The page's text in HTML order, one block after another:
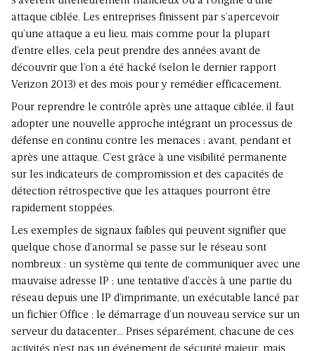
attaque ciblée. Les entreprises finissent par s’apercevoir
qu’une attaque a eu lieu, mais comme pour la plupart
d’entre elles, cela peut prendre des années avant de
découvrir que l’on a été hacké (selon le dernier rapport
Verizon 2013) et des mois pour y remédier efficacement.
Pour reprendre le contrôle après une attaque ciblée, il faut
adopter une nouvelle approche intégrant un processus de
défense en continu contre les menaces : avant, pendant et
après une attaque. C’est grâce à une visibilité permanente
sur les indicateurs de compromission et des capacités de
détection rétrospective que les attaques pourront être
rapidement stoppées.
Les exemples de signaux faibles qui peuvent signifier que
quelque chose d’anormal se passe sur le réseau sont
nombreux : un système qui tente de communiquer avec une
mauvaise adresse IP ; une tentative d’accès à une partie du
réseau depuis une IP d’imprimante, un exécutable lancé par
un fichier Office ; le démarrage d’un nouveau service sur un
serveur du datacenter… Prises séparément, chacune de ces